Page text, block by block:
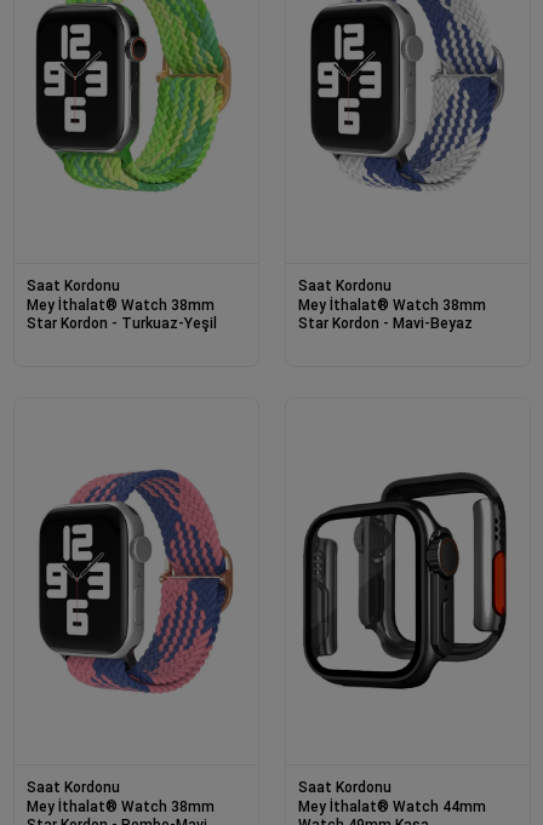
Saat Kordonu
Mey İthalat® Watch 38mm
Star Kordon - Turkuaz-Yeşil
Saat Kordonu
Mey İthalat® Watch 38mm
Star Kordon - Mavi-Beyaz
Saat Kordonu
Mey İthalat® Watch 38mm
Saat Kordonu
Mey İthalat® Watch 44mm